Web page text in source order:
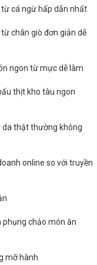
cá ngừ hấp dẫn nhất
chân giò đơn giản dễ
ngon từ mực dễ làm
thịt kho tàu ngon
da thật thường không
online so với truyền
phụng chảo món ăn
mỡ hành